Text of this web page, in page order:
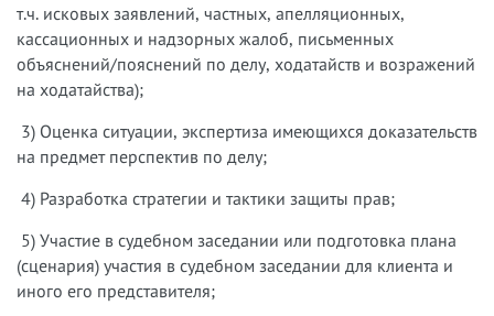
т.ч. исковых заявлений, частных, апелляционных,
кассационных и надзорных жалоб, письменных
объяснений/пояснений по делу, ходатайств и возражений
на ходатайства);
3) Оценка ситуации, экспертиза имеющихся доказательств
на предмет перспектив по делу;
4) Разработка стратегии и тактики защиты прав;
5) Участие в судебном заседании или подготовка плана
(сценария) участия в судебном заседании для клиента и
иного его представителя;